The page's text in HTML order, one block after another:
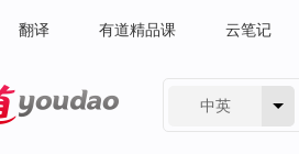
翻译 有道精品课 云笔记
中英